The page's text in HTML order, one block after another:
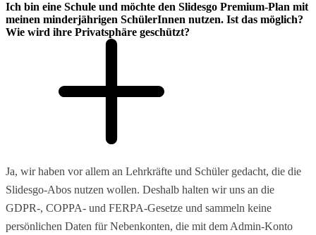
Ich bin eine Schule und möchte den Slidesgo Premium-Plan mit
meinen minderjährigen SchülerInnen nutzen. Ist das möglich?
Wie wird ihre Privatsphäre geschützt?
Ja, wir haben vor allem an Lehrkräfte und Schüler gedacht, die die
Slidesgo-Abos nutzen wollen. Deshalb halten wir uns an die
GDPR-, COPPA- und FERPA-Gesetze und sammeln keine
persönlichen Daten für Nebenkonten, die mit dem Admin-Konto